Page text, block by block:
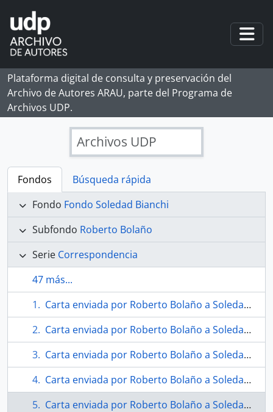
Skip to main content
Plataforma digital de consulta y preservación del
Archivo de Autores ARAU, parte del Programa de
Archivos UDP.
Archivos UDP
Fondos
Búsqueda rápida
Fondo Fondo Soledad Bianchi
Subfondo Roberto Bolaño
Serie Correspondencia
47 más...
Carta enviada por Roberto Bolaño a Soledad Bianchi
Carta enviada por Roberto Bolaño a Soledad Bianchi
Carta enviada por Roberto Bolaño a Soledad Bianchi
Carta enviada por Roberto Bolaño a Soledad Bianchi
Carta enviada por Roberto Bolaño a Soledad Bianchi